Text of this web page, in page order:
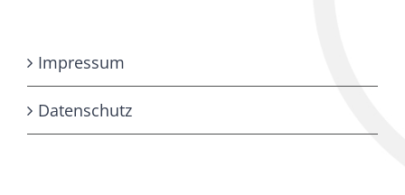
Impressum
Datenschutz